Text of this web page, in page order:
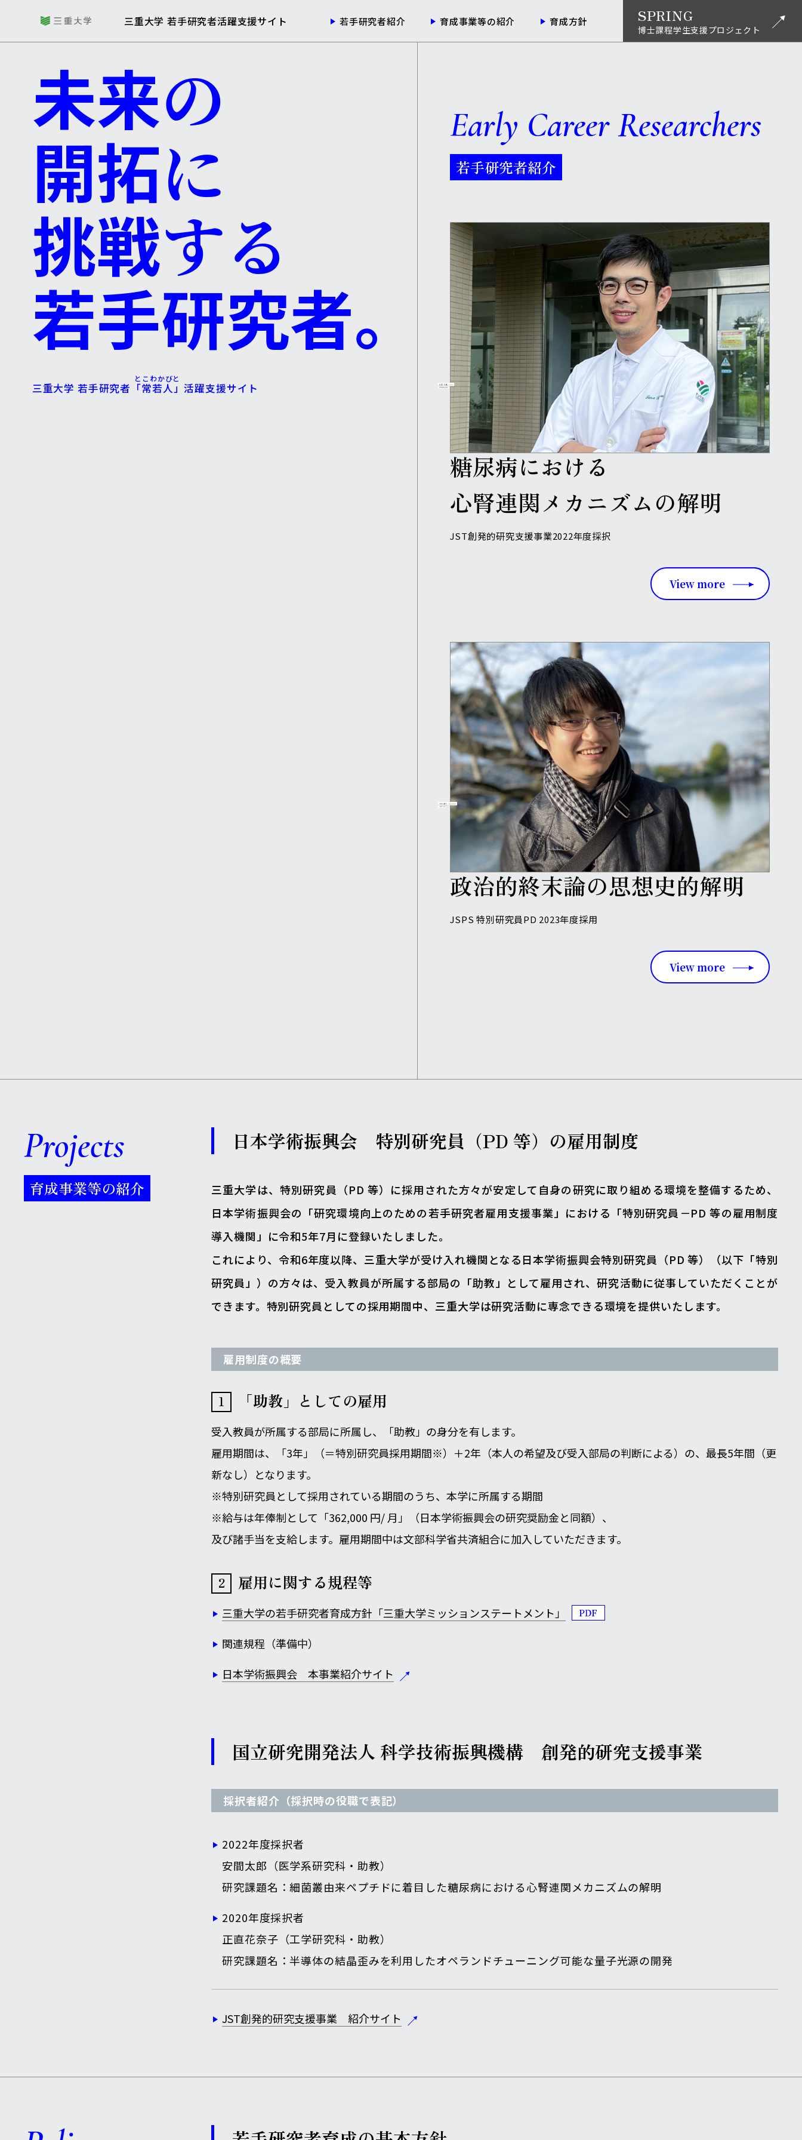
三重大学
三重大学 若手研究者活躍支援サイト 若手研究者紹介 育成事業等の紹介 育成方針 SPRING
博士課程学生支援プロジェクト
未来の
開拓に
挑戦する
若手研究者。
三重大学 若手研究者 「常若人
とこわかびと
」活躍支援サイト
Early CareerResearchers
若手研究者紹介
安間 太郎-Yasuma Taro-医学部附属病院 講師
細菌叢由来ペプチドに着目した
糖尿病における
心腎連関メカニズムの解明
JST創発的研究支援事業2022年度採択
View more
中村 徳仁-Nakamura Norihito-人文学部 助教
ヴァイマル期ドイツに おける
政治的終末論の思想史的解明
JSPS 特別研究員PD 2023年度採用
View more
Projects
育成事業等の紹介
日本学術振興会 特別研究員（PD 等）の雇用制度
三重大学は、特別研究員（PD 等）に採用された方々が安定して自身の研究に取り組める環境を整備するため、
日本学術振興会の「研究環境向上のための若手研究者雇用支援事業」における「特別研究員－PD 等の雇用制度
導入機関」に令和5年7月に登録いたしました。
これにより、令和6年度以降、三重大学が受け入れ機関となる日本学術振興会特別研究員（PD 等）（以下「特別
研究員」）の方々は、受入教員が所属する部局の「助教」として雇用され、研究活動に従事していただくことが
できます。特別研究員としての採用期間中、三重大学は研究活動に専念できる環境を提供いたします。
雇用制度の概要
「助教」としての雇用
受入教員が所属する部局に所属し、「助教」の身分を有します。
雇用期間は、「3年」（＝特別研究員採用期間※）＋2年（本人の希望及び受入部局の判断による）の、最長5年間（更
新なし）となります。
※特別研究員として採用されている期間のうち、本学に所属する期間
※給与は年俸制として「362,000 円/ 月」（日本学術振興会の研究奨励金と同額）、
及び諸手当を支給します。雇用期間中は文部科学省共済組合に加入していただきます。
雇用に関する規程等
三重大学の若手研究者育成方針「三重大学ミッションステートメント」
関連規程（準備中）
日本学術振興会 本事業紹介サイト
国立研究開発法人 科学技術振興機構 創発的研究支援事業
採択者紹介（採択時の役職で表記）
2022年度採択者
安間太郎（医学系研究科・助教）
研究課題名：細菌叢由来ペプチドに着目した糖尿病における心腎連関メカニズムの解明
2020年度採択者
正直花奈子（工学研究科・助教）
研究課題名：半導体の結晶歪みを利用したオペランドチューニング可能な量子光源の開発
JST創発的研究支援事業 紹介サイト